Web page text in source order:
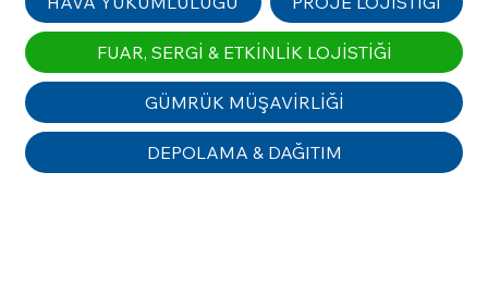
FUAR, SERGİ & ETKİNLİK LOJİSTİĞİ
GÜMRÜK MÜŞAVİRLİĞİ
DEPOLAMA & DAĞITIM